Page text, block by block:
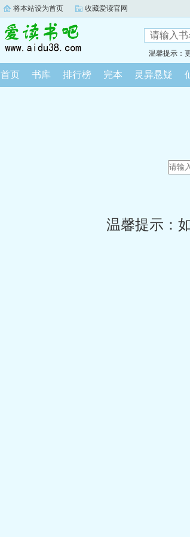
将本站设为首页 收藏爱读官网
温馨提示：
首页 书库 排行榜 完本 灵异悬疑
温馨提示：